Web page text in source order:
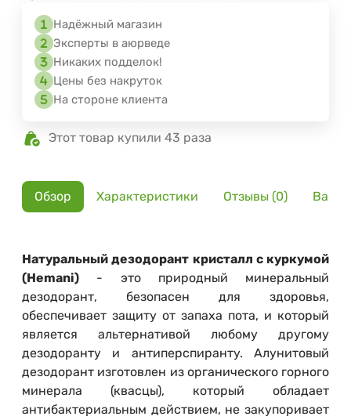
Надёжный магазин
Эксперты в аюрведе
Никаких подделок!
Цены без накруток
На стороне клиента
Этот товар купили 43 раза
Обзор Характеристики Отзывы (0)
Натуральный дезодорант кристалл с куркумой
(Hemani) - это природный минеральный
дезодорант, безопасен для здоровья,
обеспечивает защиту от запаха пота, и который
является альтернативой любому другому
дезодоранту и антиперспиранту. Алунитовый
дезодорант изготовлен из органического горного
минерала (квасцы), который обладает
антибактериальным действием, не закупоривает